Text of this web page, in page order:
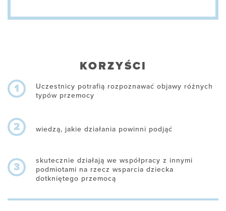
KORZYŚCI
1
Uczestnicy potrafią rozpoznawać objawy różnych
typów przemocy
2 wiedzą, jakie działania powinni podjąć
3
skutecznie działają we współpracy z innymi
podmiotami na rzecz wsparcia dziecka
dotkniętego przemocą